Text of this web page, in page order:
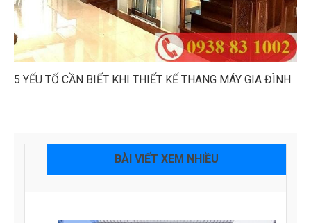
5 YẾU TỐ CẦN BIẾT KHI THIẾT KẾ THANG MÁY GIA ĐÌNH
BÀI VIẾT XEM NHIỀU